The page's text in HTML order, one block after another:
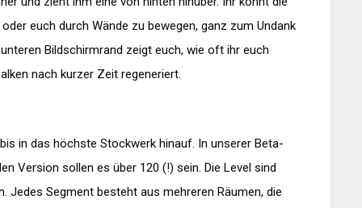
euch durch Wände zu bewegen, ganz zum Undank
Bildschirmrand zeigt euch, wie oft ihr euch
nach kurzer Zeit regeneriert.
in das höchste Stockwerk hinauf. In unserer Beta-
Version sollen es über 120 (!) sein. Die Level sind
Segment besteht aus mehreren Räumen, die